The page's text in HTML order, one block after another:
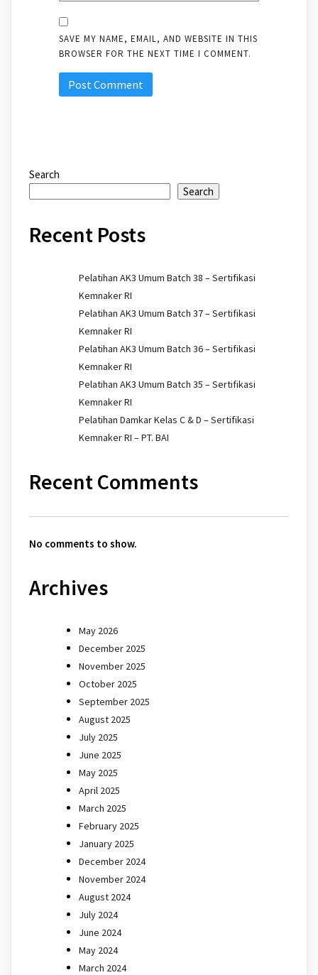
SAVE MY NAME, EMAIL, AND WEBSITE IN THIS
BROWSER FOR THE NEXT TIME I COMMENT.
Search
Search
Recent Posts
Pelatihan AK3 Umum Batch 38 – Sertifikasi
Kemnaker RI
Pelatihan AK3 Umum Batch 37 – Sertifikasi
Kemnaker RI
Pelatihan AK3 Umum Batch 36 – Sertifikasi
Kemnaker RI
Pelatihan AK3 Umum Batch 35 – Sertifikasi
Kemnaker RI
Pelatihan Damkar Kelas C & D – Sertifikasi
Kemnaker RI – PT. BAI
Recent Comments
No comments to show.
Archives
May 2026
December 2025
November 2025
October 2025
September 2025
August 2025
July 2025
June 2025
May 2025
April 2025
March 2025
February 2025
January 2025
December 2024
November 2024
August 2024
July 2024
June 2024
May 2024
March 2024